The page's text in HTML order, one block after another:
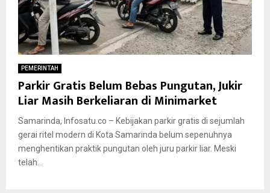
PEMERINTAH
Parkir Gratis Belum Bebas Pungutan, Jukir
Liar Masih Berkeliaran di Minimarket
Samarinda, Infosatu.co – Kebijakan parkir gratis di sejumlah
gerai ritel modern di Kota Samarinda belum sepenuhnya
menghentikan praktik pungutan oleh juru parkir liar. Meski
telah...